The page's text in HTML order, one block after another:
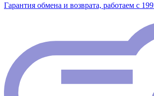
Гарантия обмена и возврата, работаем с